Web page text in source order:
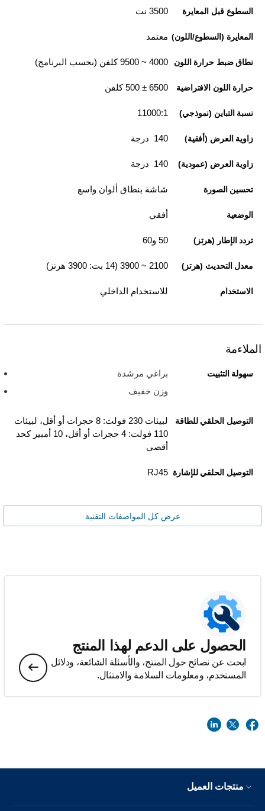
السطوع قبل المعايرة 3500 نت
المعايرة (السطوع/اللون) معتمد
نطاق ضبط حرارة اللون 4000 ~ 9500 كلفن (بحسب البرنامج)
حرارة اللون الافتراضية 6500 ± 500 كلفن
نسبة التباين (نموذجي) 11000:1
زاوية العرض (أفقية) 140 درجة
زاوية العرض (عمودية) 140 درجة
تحسين الصورة شاشة بنطاق ألوان واسع
الوضعية أفقي
تردد الإطار (هرتز) 50 و60
معدل التحديث (هرتز) 2100 ~ 3900 (14 بت: 3900 هرتز)
الاستخدام للاستخدام الداخلي
الملاءمة
سهولة التثبيت
براغي مرشدة
وزن خفيف
التوصيل الحلقي للطاقة
لبيئات 230 فولت: 8 حجرات أو أقل، لبيئات
110 فولت: 4 حجرات أو أقل، 10 أمبير كحد
أقصى
التوصيل الحلقي للإشارة RJ45
عرض كل المواصفات التقنية
الحصول على الدعم لهذا المنتج
ابحث عن نصائح حول المنتج، والأسئلة الشائعة، ودلائل
المستخدم، ومعلومات السلامة والامتثال.
منتجات العميل